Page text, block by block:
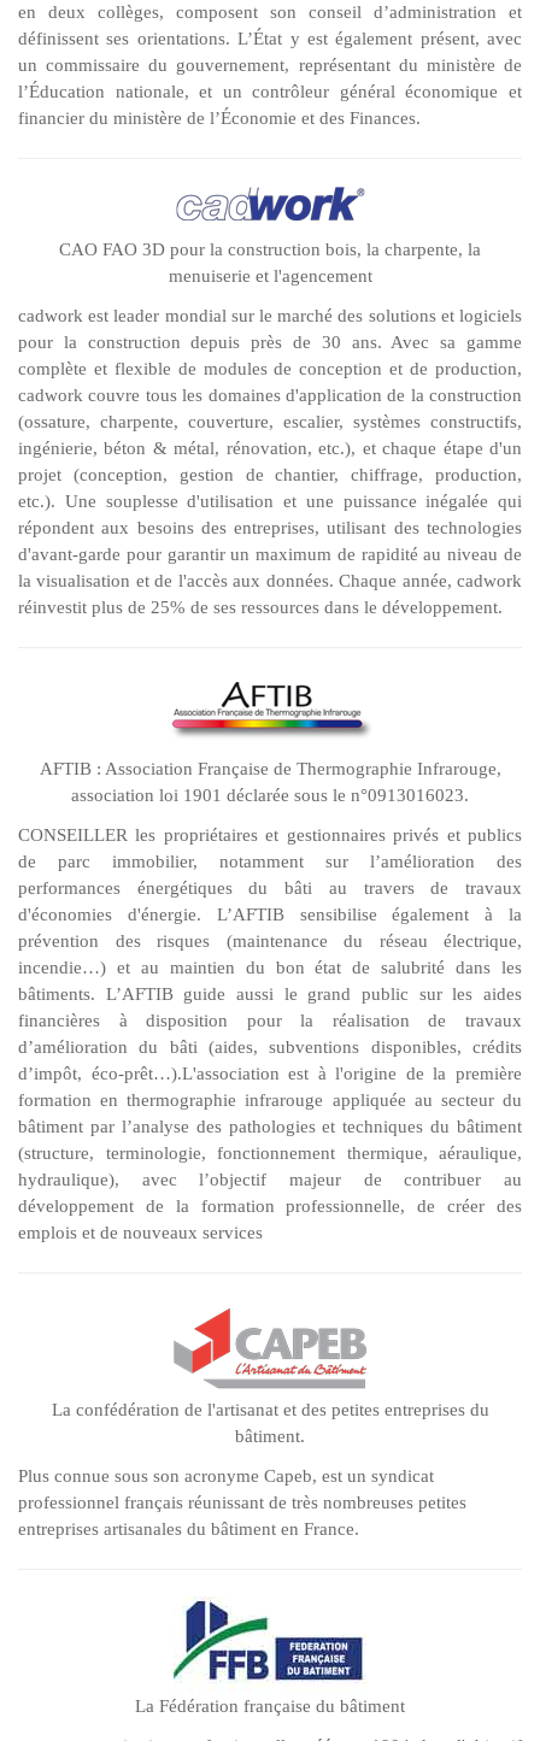
en deux collèges, composent son conseil d’administration et
définissent ses orientations. L’État y est également présent, avec
un commissaire du gouvernement, représentant du ministère de
l’Éducation nationale, et un contrôleur général économique et
financier du ministère de l’Économie et des Finances.
CAO FAO 3D pour la construction bois, la charpente, la
menuiserie et l'agencement
cadwork est leader mondial sur le marché des solutions et logiciels
pour la construction depuis près de 30 ans. Avec sa gamme
complète et flexible de modules de conception et de production,
cadwork couvre tous les domaines d'application de la construction
(ossature, charpente, couverture, escalier, systèmes constructifs,
ingénierie, béton & métal, rénovation, etc.), et chaque étape d'un
projet (conception, gestion de chantier, chiffrage, production,
etc.). Une souplesse d'utilisation et une puissance inégalée qui
répondent aux besoins des entreprises, utilisant des technologies
d'avant-garde pour garantir un maximum de rapidité au niveau de
la visualisation et de l'accès aux données. Chaque année, cadwork
réinvestit plus de 25% de ses ressources dans le développement.
AFTIB : Association Française de Thermographie Infrarouge,
association loi 1901 déclarée sous le n°0913016023.
CONSEILLER les propriétaires et gestionnaires privés et publics
de parc immobilier, notamment sur l’amélioration des
performances énergétiques du bâti au travers de travaux
d'économies d'énergie. L’AFTIB sensibilise également à la
prévention des risques (maintenance du réseau électrique,
incendie…) et au maintien du bon état de salubrité dans les
bâtiments. L’AFTIB guide aussi le grand public sur les aides
financières à disposition pour la réalisation de travaux
d’amélioration du bâti (aides, subventions disponibles, crédits
d’impôt, éco-prêt…).L'association est à l'origine de la première
formation en thermographie infrarouge appliquée au secteur du
bâtiment par l’analyse des pathologies et techniques du bâtiment
(structure, terminologie, fonctionnement thermique, aéraulique,
hydraulique), avec l’objectif majeur de contribuer au
développement de la formation professionnelle, de créer des
emplois et de nouveaux services
La confédération de l'artisanat et des petites entreprises du
bâtiment.
Plus connue sous son acronyme Capeb, est un syndicat
professionnel français réunissant de très nombreuses petites
entreprises artisanales du bâtiment en France.
La Fédération française du bâtiment